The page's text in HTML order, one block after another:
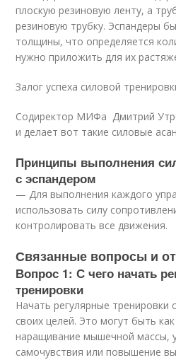
плоскую резиновую ленту, а
резиновую трубку. Эспандеры
толщины, что определяется
нужно приложить для их
Залог успеха силовой
Содиректор МИФа Дмитрий
и делает вот такие силовые
Принципы выполнения
с эспандером
— Для выполнения каждого
использовать силу
контролировать все движения.
Связанные вопросы и
Вопрос 1: С чего начать
тренировки
Начать регулярные тренировки
своих целей. Это могут быть
наращивание мышечной массы,
самочувствия или повышение